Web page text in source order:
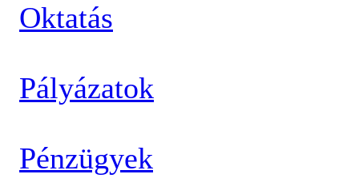
Oktatás
Pályázatok
Pénzügyek